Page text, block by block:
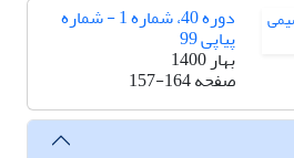
دوره 40، شماره 1 - شماره
پیاپی 99
بهار 1400
صفحه157-164